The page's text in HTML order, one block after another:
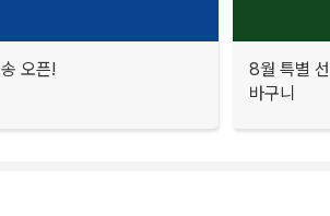
오픈!
8월 특별
바구니